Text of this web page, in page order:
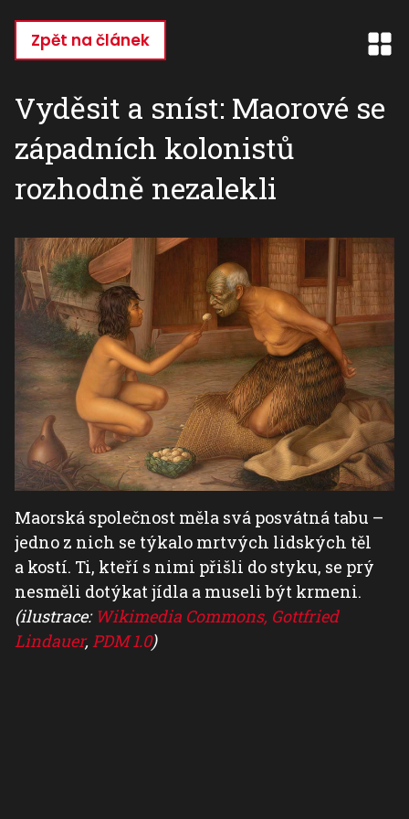
hlavnímu
Zpět na článek
Vyděsit a sníst: Maorové se
západních kolonistů
rozhodně nezalekli
Maorská společnost měla svá posvátná tabu –
jedno z nich se týkalo mrtvých lidských těl
a kostí. Ti, kteří s nimi přišli do styku, se prý
nesměli dotýkat jídla a museli být krmeni.
(ilustrace: Wikimedia Commons, Gottfried
Lindauer,PDM 1.0)